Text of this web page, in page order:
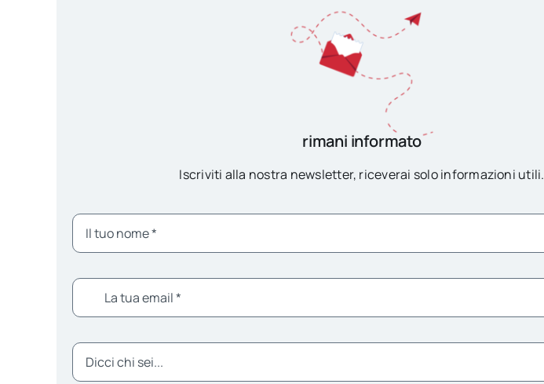
rimani informato
Iscriviti alla nostra newsletter, riceverai solo informazioni utili.